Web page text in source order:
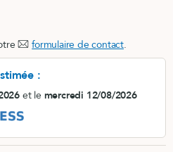
formulaire de contact.
:
et le mercredi 12/08/2026